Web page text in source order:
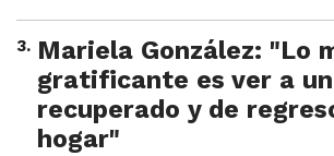
3. Mariela González: "Lo
gratificante es ver a
recuperado y de
hogar"